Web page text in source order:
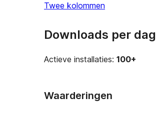
Twee kolommen
Downloads per dag
Actieve installaties: 100+
Waarderingen